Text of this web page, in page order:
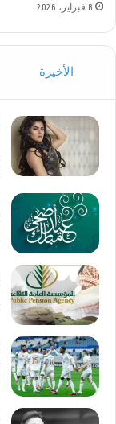
8 فبراير، 2026
الأخيرة